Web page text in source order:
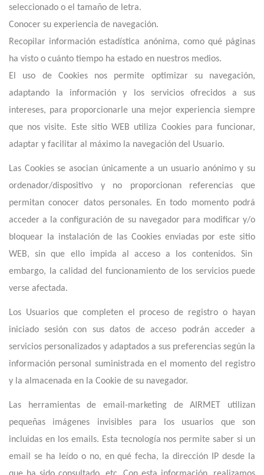
seleccionado o el tamaño de letra.
Conocer su experiencia de navegación.
Recopilar información estadística anónima, como qué páginas
ha visto o cuánto tiempo ha estado en nuestros medios.
El uso de Cookies nos permite optimizar su navegación,
adaptando la información y los servicios ofrecidos a sus
intereses, para proporcionarle una mejor experiencia siempre
que nos visite. Este sitioWEB utiliza Cookies para funcionar,
adaptar y facilitar al máximo la navegación del Usuario.
Las Cookies se asocian únicamente a un usuario anónimo y su
ordenador/dispositivo y no proporcionan referencias que
permitan conocer datos personales. En todo momento podrá
acceder a la configuración de su navegador para modificar y/o
bloquear la instalación de las Cookies enviadas poreste sitio
WEB, sin que ello impida al acceso a los contenidos. Sin
embargo, la calidad del funcionamiento de los servicios puede
verse afectada.
Los Usuarios que completen el proceso de registro o hayan
iniciado sesión con sus datos de acceso podrán acceder a
servicios personalizados y adaptados a sus preferencias según la
información personal suministrada en el momento del registro
y la almacenada en la Cookie de su navegador.
Las herramientas de email-marketing de AIRMET utilizan
pequeñas imágenes invisibles para los usuarios que son
incluidas en los emails. Esta tecnología nos permite saber si un
email se ha leído o no, en qué fecha, la dirección IP desde la